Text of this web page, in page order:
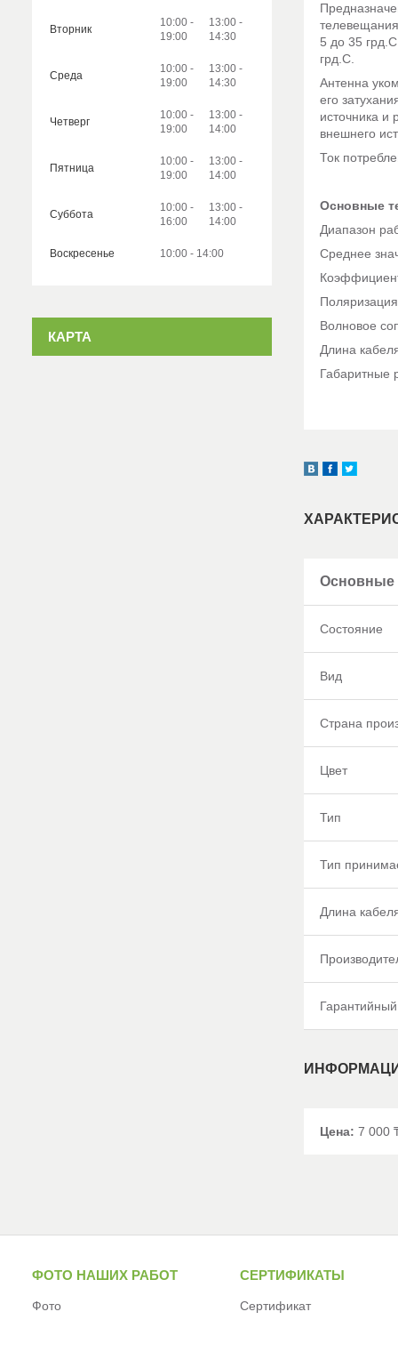
5 до 35
грд.С.
Антенна
его
источника и
внешнего
Ток
Основные
Диапазон
Среднее
Волновое
Длина
Габаритные
Основные
Состояние
Вид
Страна
Цвет
Тип
Тип
Длина
Цена: 7 000
Вторник
10:00
19:00
13:00
14:30
Среда
10:00
19:00
13:00
14:30
Четверг
10:00
19:00
13:00
14:00
Пятница
10:00
19:00
13:00
14:00
Суббота
10:00
16:00
13:00
14:00
Воскресенье 10:00 14:00
КАРТА
ФОТО НАШИХ РАБОТ
Фото
СЕРТИФИКАТЫ
Сертификат